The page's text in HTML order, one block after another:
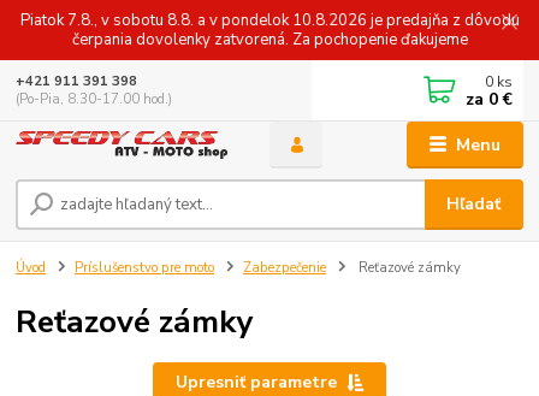
Piatok 7.8., v sobotu 8.8. a v pondelok 10.8.2026 je predajňa z dôvodu
čerpania dovolenky zatvorená. Za pochopenie ďakujeme
Menu
Hľadať
+421 911 391 398
(Po-Pia, 8.30-17.00 hod.)
0 ks
za 0 €
Úvod Príslušenstvo pre moto Zabezpečenie Reťazové zámky
Reťazové zámky
Upresniť parametre